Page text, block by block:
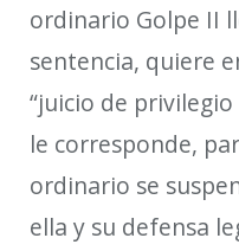
ordinario Golpe II
sentencia, quiere
“juicio de
le corresponde,
ordinario se
ella y su defensa